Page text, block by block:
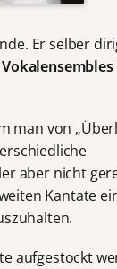
Er selber
man von
aber nicht
Kantate
aufgestockt